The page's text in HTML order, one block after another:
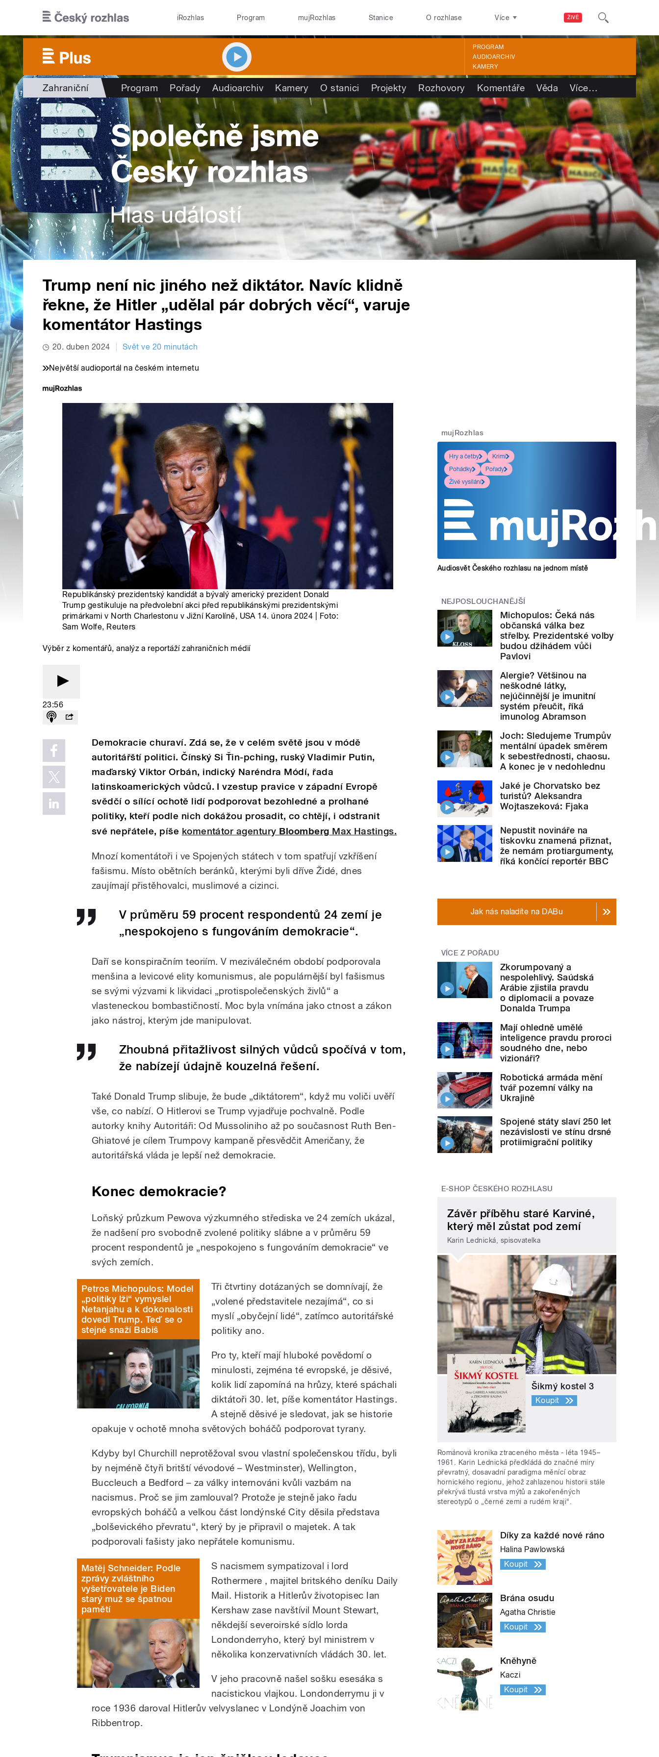
ŽIVĚ
iRozhlas Program mujRozhlas Stanice O rozhlase Více
PROGRAM
AUDIOARCHIV
KAMERY
Zahraniční Program Pořady Audioarchiv Kamery O stanici Projekty Rozhovory Komentáře Věda Více…
Trump není nic jiného než diktátor. Navíc klidně
řekne, že Hitler „udělal pár dobrých věcí“, varuje
komentátor Hastings
20. duben 2024 Svět ve 20 minutách
Největší audioportál na českém internetu
Republikánský prezidentský kandidát a bývalý americký prezident Donald
Trump gestikuluje na předvolební akci před republikánskými prezidentskými
primárkami v North Charlestonu v Jižní Karolíně, USA 14. února 2024 | Foto:
Sam Wolfe, Reuters
Výběr z komentářů, analýz a reportáží zahraničních médií
23:56
Demokracie churaví. Zdá se, že v celém světě jsou v módě
autoritářští politici. Čínský Si Ťin-pching, ruský Vladimir Putin,
maďarský Viktor Orbán, indický Naréndra Módí, řada
latinskoamerických vůdců. I vzestup pravice v západní Evropě
svědčí o sílící ochotě lidí podporovat bezohledné a prolhané
politiky, kteří podle nich dokážou prosadit, co chtějí, i odstranit
své nepřátele, píše komentátor agentury Bloomberg Max Hastings.
Mnozí komentátoři i ve Spojených státech v tom spatřují vzkříšení
fašismu. Místo obětních beránků, kterými byli dříve Židé, dnes
zaujímají přistěhovalci, muslimové a cizinci.
V průměru 59 procent respondentů 24 zemí je
„nespokojeno s fungováním demokracie“.
Daří se konspiračním teoriím. V meziválečném období podporovala
menšina a levicové elity komunismus, ale populárnější byl fašismus
se svými výzvami k likvidaci „protispolečenských živlů“ a
vlasteneckou bombastičností. Moc byla vnímána jako ctnost a zákon
jako nástroj, kterým jde manipulovat.
Zhoubná přitažlivost silných vůdců spočívá v tom,
že nabízejí údajně kouzelná řešení.
Také Donald Trump slibuje, že bude „diktátorem“, když mu voliči uvěří
vše, co nabízí. O Hitlerovi se Trump vyjadřuje pochvalně. Podle
autorky knihy Autoritáři: Od Mussoliniho až po současnost Ruth Ben-
Ghiatové je cílem Trumpovy kampaně přesvědčit Američany, že
autoritářská vláda je lepší než demokracie.
Konec demokracie?
Loňský průzkum Pewova výzkumného střediska ve 24 zemích ukázal,
že nadšení pro svobodně zvolené politiky slábne a v průměru 59
procent respondentů je „nespokojeno s fungováním demokracie“ ve
svých zemích.
Petros Michopulos: Model
„politiky lži“ vymyslel
Netanjahu a k dokonalosti
dovedl Trump. Teď se o
stejné snaží Babiš
Tři čtvrtiny dotázaných se domnívají, že
„volené představitele nezajímá“, co si
myslí „obyčejní lidé“, zatímco autoritářské
politiky ano.
Pro ty, kteří mají hluboké povědomí o
minulosti, zejména té evropské, je děsivé,
kolik lidí zapomíná na hrůzy, které spáchali
diktátoři 30. let, píše komentátor Hastings.
A stejně děsivé je sledovat, jak se historie
opakuje v ochotě mnoha světových boháčů podporovat tyrany.
Kdyby byl Churchill neprotěžoval svou vlastní společenskou třídu, byli
by nejméně čtyři britští vévodové – Westminster), Wellington,
Buccleuch a Bedford – za války internováni kvůli vazbám na
nacismus. Proč se jim zamlouval? Protože je stejně jako řadu
evropských boháčů a velkou část londýnské City děsila představa
„bolševického převratu“, který by je připravil o majetek. A tak
podporovali fašisty jako nepřátele komunismu.
Matěj Schneider: Podle
zprávy zvláštního
vyšetřovatele je Biden
starý muž se špatnou
pamětí
S nacismem sympatizoval i lord
Rothermere , majitel britského deníku Daily
Mail. Historik a Hitlerův životopisec Ian
Kershaw zase navštívil Mount Stewart,
někdejší severoirské sídlo lorda
Londonderryho, který byl ministrem v
několika konzervativních vládách 30. let.
V jeho pracovně našel sošku esesáka s
nacistickou vlajkou. Londonderrymu ji v
roce 1936 daroval Hitlerův velvyslanec v Londýně Joachim von
Ribbentrop.
mujRozhlas
Hry a četby
Krimi
Pohádky
Pořady
Živé vysílání
Audiosvět Českého rozhlasu na jednom místě
NEJPOSLOUCHANĚJŠÍ
Michopulos: Čeká nás
občanská válka bez
střelby. Prezidentské volby
budou džihádem vůči
Pavlovi
Alergie? Většinou na
neškodné látky,
nejúčinnější je imunitní
systém přeučit, říká
imunolog Abramson
Joch: Sledujeme Trumpův
mentální úpadek směrem
k sebestřednosti, chaosu.
A konec je v nedohlednu
Jaké je Chorvatsko bez
turistů? Aleksandra
Wojtaszeková: Fjaka
Nepustit novináře na
tiskovku znamená přiznat,
že nemám protiargumenty,
říká končící reportér BBC
Jak nás naladíte na DABu
VÍCE Z POŘADU
Zkorumpovaný a
nespolehlivý. Saúdská
Arábie zjistila pravdu
o diplomacii a povaze
Donalda Trumpa
Mají ohledně umělé
inteligence pravdu proroci
soudného dne, nebo
vizionáři?
Robotická armáda mění
tvář pozemní války na
Ukrajině
Spojené státy slaví 250 let
nezávislosti ve stínu drsné
protiimigrační politiky
E-SHOP ČESKÉHO ROZHLASU
Závěr příběhu staré Karviné,
který měl zůstat pod zemí
Karin Lednická, spisovatelka
Šikmý kostel 3
Koupit
Románová kronika ztraceného města - léta 1945–
1961. Karin Lednická předkládá do značné míry
převratný, dosavadní paradigma měnící obraz
hornického regionu, jehož zahlazenou historii stále
překrývá tlustá vrstva mýtů a zakořeněných
stereotypů o „černé zemi a rudém kraji“.
Díky za každé nové ráno
Halina Pawlowská
Koupit
Brána osudu
Agatha Christie
Koupit
Kněhyně
Kaczi
Koupit